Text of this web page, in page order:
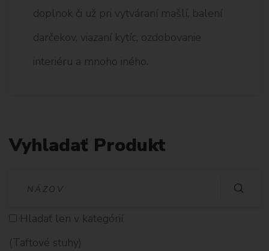
doplnok či už pri vytváraní mašlí, balení
darčekov, viazaní kytíc, ozdobovanie
interiéru a mnoho iného.
Vyhladať Produkt
Hladať len v kategórií
(Taftové stuhy)